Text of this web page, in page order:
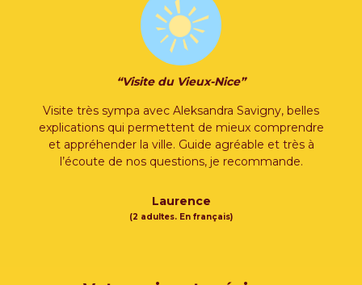
“Visite du Vieux-Nice”
Visite très sympa avec Aleksandra Savigny, belles
explications qui permettent de mieux comprendre
et appréhender la ville. Guide agréable et très à
l’écoute de nos questions, je recommande.
Laurence
(2 adultes. En français)